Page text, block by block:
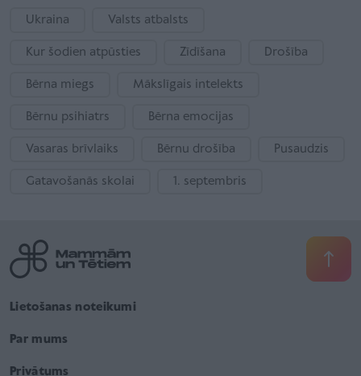
Ukraina Valsts atbalsts
Kur šodien atpūsties Zīdīšana Drošība
Bērna miegs Mākslīgais intelekts
Bērnu psihiatrs Bērna emocijas
Vasaras brīvlaiks Bērnu drošība Pusaudzis
Gatavošanās skolai 1. septembris
Lietošanas noteikumi
Par mums
Privātums